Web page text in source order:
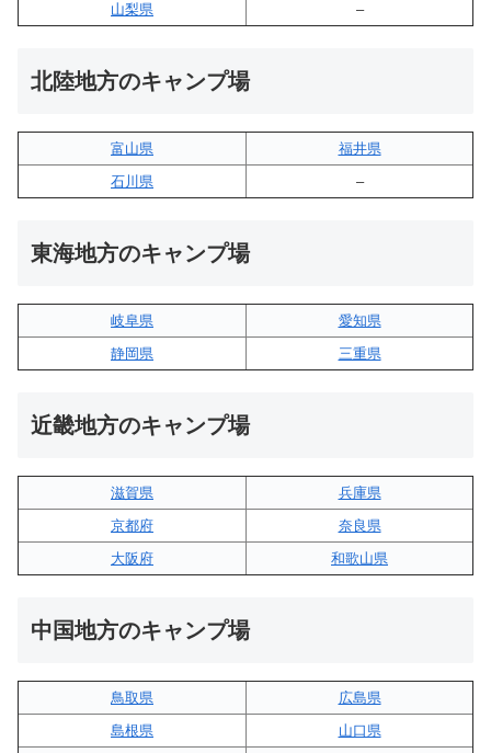
山梨県
–
北陸地方のキャンプ場
富山県
福井県
石川県
–
東海地方のキャンプ場
岐阜県
愛知県
静岡県
三重県
近畿地方のキャンプ場
滋賀県
兵庫県
京都府
奈良県
大阪府
和歌山県
中国地方のキャンプ場
鳥取県
広島県
島根県
山口県